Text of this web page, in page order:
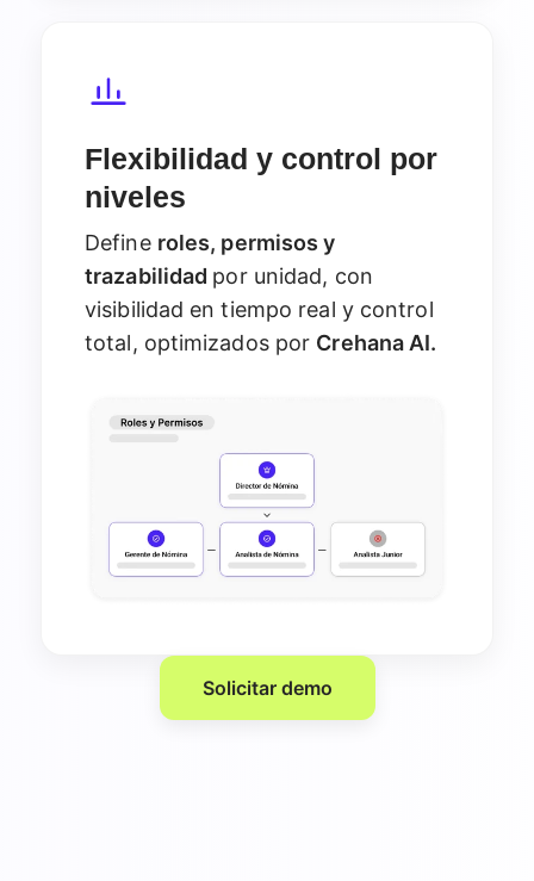
Flexibilidad y control por
niveles
Define roles, permisos y
trazabilidad por unidad, con
visibilidad en tiempo real y control
total, optimizados por Crehana AI.
Solicitar demo